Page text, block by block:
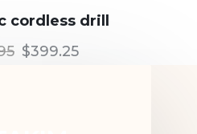
cordless drill
$399.25